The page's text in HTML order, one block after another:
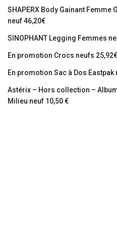
SHAPERX Body Gainant Femme
neuf 46,20€
SINOPHANT Legging Femmes
En promotion Crocs neufs 25,92€
En promotion Sac à Dos Eastpak
Astérix – Hors collection –
Milieu neuf 10,50 €